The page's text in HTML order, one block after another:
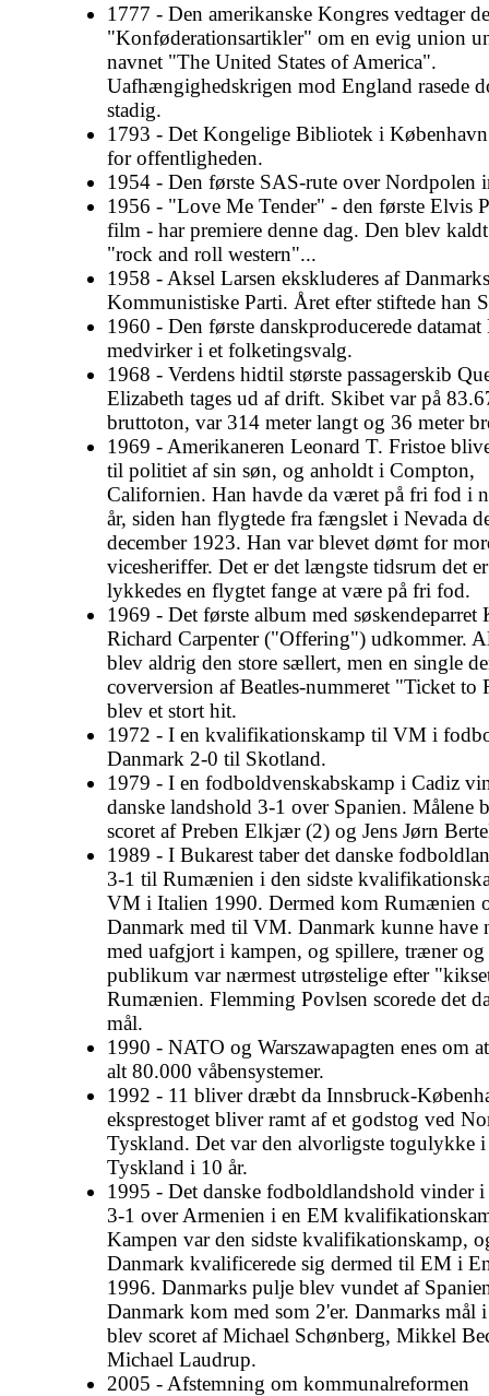
1777 - Den amerikanske Kongres vedtager
"Konføderationsartikler" om en evig union
navnet "The United States of America".
Uafhængighedskrigen mod England rasede
stadig.
1793 - Det Kongelige Bibliotek i København
for offentligheden.
1954 - Den første SAS-rute over Nordpolen
1956 - "Love Me Tender" - den første Elvis
film - har premiere denne dag. Den blev
"rock and roll western"...
1958 - Aksel Larsen ekskluderes af Danmarks
Kommunistiske Parti. Året efter stiftede han
1960 - Den første danskproducerede datamat
medvirker i et folketingsvalg.
1968 - Verdens hidtil største passagerskib
Elizabeth tages ud af drift. Skibet var på
bruttoton, var 314 meter langt og 36 meter
1969 - Amerikaneren Leonard T. Fristoe
til politiet af sin søn, og anholdt i Compton,
Californien. Han havde da været på fri fod i
år, siden han flygtede fra fængslet i Nevada
december 1923. Han var blevet dømt for
vicesheriffer. Det er det længste tidsrum det er
lykkedes en flygtet fange at være på fri fod.
1969 - Det første album med søskendeparret
Richard Carpenter ("Offering") udkommer.
blev aldrig den store sællert, men en single
coverversion af Beatles-nummeret "Ticket to
blev et stort hit.
1972 - I en kvalifikationskamp til VM i
Danmark 2-0 til Skotland.
1979 - I en fodboldvenskabskamp i Cadiz
danske landshold 3-1 over Spanien. Målene
scoret af Preben Elkjær (2) og Jens Jørn
1989 - I Bukarest taber det danske
3-1 til Rumænien i den sidste
VM i Italien 1990. Dermed kom Rumænien
Danmark med til VM. Danmark kunne have
med uafgjort i kampen, og spillere, træner og
publikum var nærmest utrøstelige efter
Rumænien. Flemming Povlsen scorede det
mål.
1990 - NATO og Warszawapagten enes om
alt 80.000 våbensystemer.
1992 - 11 bliver dræbt da Innsbruck-
eksprestoget bliver ramt af et godstog ved
Tyskland. Det var den alvorligste togulykke i
Tyskland i 10 år.
1995 - Det danske fodboldlandshold vinder i
3-1 over Armenien i en EM
Kampen var den sidste kvalifikationskamp,
Danmark kvalificerede sig dermed til EM i
1996. Danmarks pulje blev vundet af
Danmark kom med som 2'er. Danmarks mål
blev scoret af Michael Schønberg, Mikkel
Michael Laudrup.
2005 - Afstemning om kommunalreformen